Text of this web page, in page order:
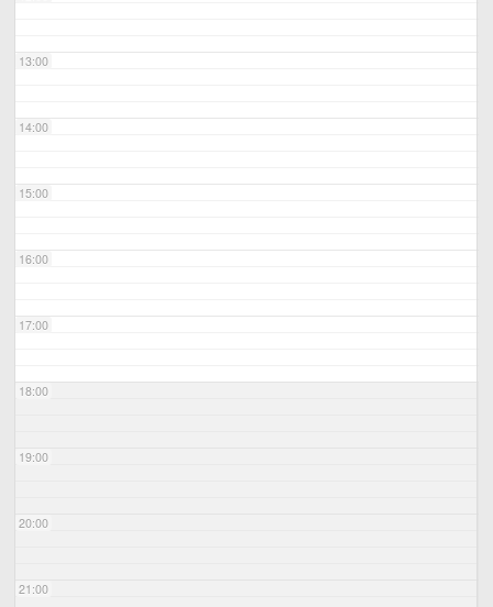
13:00
14:00
15:00
16:00
17:00
18:00
19:00
20:00
21:00